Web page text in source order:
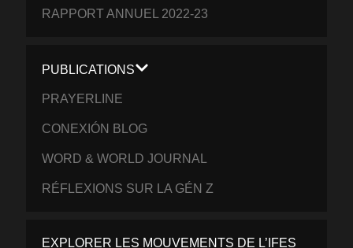
RAPPORT ANNUEL 2022-23
PUBLICATIONS
PRAYERLINE
CONEXIÓN BLOG
WORD & WORLD JOURNAL
RÉFLEXIONS SUR LA GÉN Z
EXPLORER LES MOUVEMENTS DE L’IFES